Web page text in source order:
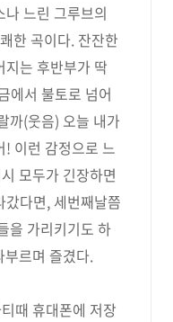
느린 그루브의
한 곡이다. 잔잔한
지는 후반부가 딱
에서 불토로 넘어
까(웃음) 오늘 내가
! 이런 감정으로 느
모두가 긴장하면
다면, 세번째날쯤
을 가리키기도 하
르며 즐겼다.
때 휴대폰에 저장